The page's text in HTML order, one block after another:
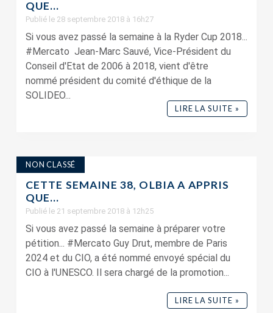
QUE…
Publié le 28 septembre 2018 à 16h27
Si vous avez passé la semaine à la Ryder Cup 2018...
#Mercato Jean-Marc Sauvé, Vice-Président du
Conseil d'Etat de 2006 à 2018, vient d'être
nommé président du comité d'éthique de la
SOLIDEO...
LIRE LA SUITE »
NON CLASSÉ
CETTE SEMAINE 38, OLBIA A APPRIS
QUE…
Publié le 21 septembre 2018 à 12h25
Si vous avez passé la semaine à préparer votre
pétition... #Mercato Guy Drut, membre de Paris
2024 et du CIO, a été nommé envoyé spécial du
CIO à l'UNESCO. Il sera chargé de la promotion...
LIRE LA SUITE »